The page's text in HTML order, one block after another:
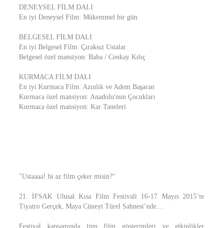
DENEYSEL FİLM DALI
En iyi Deneysel Film: Mükemmel bir gün
BELGESEL FİLM DALI
En iyi Belgesel Film: Çıraksız Ustalar
Belgesel özel mansiyon: Baba / Cenkay Kılıç
KURMACA FİLM DALI
En iyi Kurmaca Film: Azınlık ve Adem Başaran
Kurmaca özel mansiyon: Anadolu'nun Çocukları
Kurmaca özel mansiyon: Kar Taneleri
"Ustaaaa! bi az film çeker misin?"
21. İFSAK Ulusal Kısa Film Festivali 16-17 Mayıs 2015’te
Tiyatro Gerçek, Maya Cüneyt Türel Sahnesi’nde…
Festival kapsamında tüm film gösterimleri ve etkinlikler